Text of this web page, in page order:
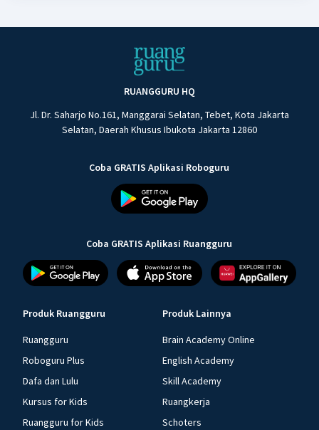
RUANGGURU HQ
Jl. Dr. Saharjo No.161, Manggarai Selatan, Tebet, Kota Jakarta
Selatan, Daerah Khusus Ibukota Jakarta 12860
Coba GRATIS Aplikasi Roboguru
Coba GRATIS Aplikasi Ruangguru
Produk Ruangguru
Ruangguru
Roboguru Plus
Dafa dan Lulu
Kursus for Kids
Ruangguru for Kids
Produk Lainnya
Brain Academy Online
English Academy
Skill Academy
Ruangkerja
Schoters